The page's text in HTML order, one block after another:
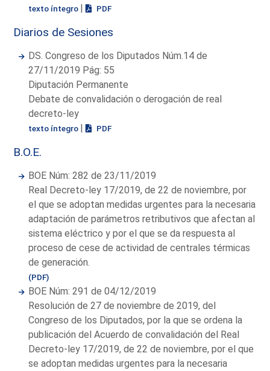
texto íntegro | PDF
Diarios de Sesiones
DS. Congreso de los Diputados Núm.14 de
27/11/2019 Pág: 55
Diputación Permanente
Debate de convalidación o derogación de real
decreto-ley
texto íntegro | PDF
B.O.E.
BOE Núm: 282 de 23/11/2019
Real Decreto-ley 17/2019, de 22 de noviembre, por
el que se adoptan medidas urgentes para la necesaria
adaptación de parámetros retributivos que afectan al
sistema eléctrico y por el que se da respuesta al
proceso de cese de actividad de centrales térmicas
de generación.
(PDF)
BOE Núm: 291 de 04/12/2019
Resolución de 27 de noviembre de 2019, del
Congreso de los Diputados, por la que se ordena la
publicación del Acuerdo de convalidación del Real
Decreto-ley 17/2019, de 22 de noviembre, por el que
se adoptan medidas urgentes para la necesaria